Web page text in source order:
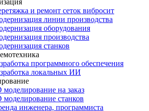
и ремонт сеток вибросит
линии производства
оборудования
производства
станков
программного обеспечения
локальных ИИ
моделирование на заказ
моделирование станков
инженера, программиста